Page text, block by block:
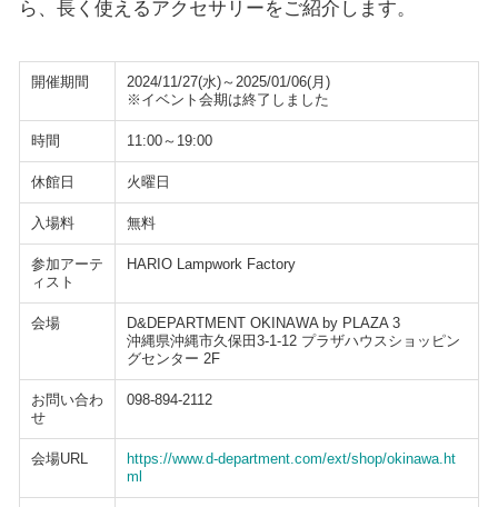
ら、長く使えるアクセサリーをご紹介します。
開催期間
2024/11/27(水)～2025/01/06(月)
※イベント会期は終了しました
時間 11:00～19:00
休館日 火曜日
入場料 無料
参加アーテ
ィスト
HARIO Lampwork Factory
会場
D&DEPARTMENT OKINAWA by PLAZA 3
沖縄県沖縄市久保田3-1-12 プラザハウスショッピン
グセンター 2F
お問い合わ
せ
098-894-2112
会場URL
https://www.d-department.com/ext/shop/okinawa.ht
ml